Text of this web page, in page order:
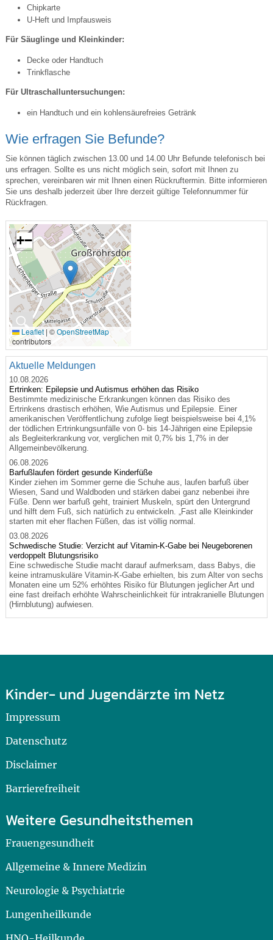
Chipkarte
U-Heft und Impfausweis
Für Säuglinge und Kleinkinder:
Decke oder Handtuch
Trinkflasche
Für Ultraschalluntersuchungen:
ein Handtuch und ein kohlensäurefreies Getränk
Wie erfragen Sie Befunde?
Sie können täglich zwischen 13.00 und 14.00 Uhr Befunde telefonisch bei
uns erfragen. Sollte es uns nicht möglich sein, sofort mit Ihnen zu
sprechen, vereinbaren wir mit Ihnen einen Rückruftermin. Bitte informieren
Sie uns deshalb jederzeit über Ihre derzeit gültige Telefonnummer für
Rückfragen.
🔍
+−
Leaflet | ©OpenStreetMap
contributors
Aktuelle Meldungen
10.08.2026
Ertrinken: Epilepsie und Autismus erhöhen das Risiko
Bestimmte medizinische Erkrankungen können das Risiko des
Ertrinkens drastisch erhöhen, Wie Autismus und Epilepsie. Einer
amerikanischen Veröffentlichung zufolge liegt beispielsweise bei 4,1%
der tödlichen Ertrinkungsunfälle von 0- bis 14-Jährigen eine Epilepsie
als Begleiterkrankung vor, verglichen mit 0,7% bis 1,7% in der
Allgemeinbevölkerung.
06.08.2026
Barfußlaufen fördert gesunde Kinderfüße
Kinder ziehen im Sommer gerne die Schuhe aus, laufen barfuß über
Wiesen, Sand und Waldboden und stärken dabei ganz nebenbei ihre
Füße. Denn wer barfuß geht, trainiert Muskeln, spürt den Untergrund
und hilft dem Fuß, sich natürlich zu entwickeln. „Fast alle Kleinkinder
starten mit eher flachen Füßen, das ist völlig normal.
03.08.2026
Schwedische Studie: Verzicht auf Vitamin-K-Gabe bei Neugeborenen
verdoppelt Blutungsrisiko
Eine schwedische Studie macht darauf aufmerksam, dass Babys, die
keine intramuskuläre Vitamin-K-Gabe erhielten, bis zum Alter von sechs
Monaten eine um 52% erhöhtes Risiko für Blutungen jeglicher Art und
eine fast dreifach erhöhte Wahrscheinlichkeit für intrakranielle Blutungen
(Hirnblutung) aufwiesen.
Kinder- und Jugendärzte im Netz
Impressum
Datenschutz
Disclaimer
Barrierefreiheit
Weitere Gesundheitsthemen
Frauengesundheit
Allgemeine & Innere Medizin
Neurologie & Psychiatrie
Lungenheilkunde